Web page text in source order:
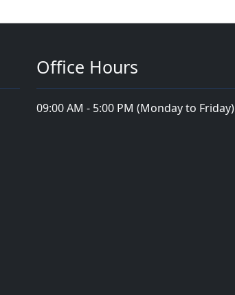
Office Hours
09:00 AM - 5:00 PM (Monday to Friday)